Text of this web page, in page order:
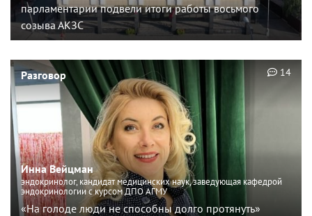
парламентарии подвели итоги работы восьмого
созыва АКЗС
Разговор
Инна Вейцман
эндокринолог, кандидат медицинских наук, заведующая кафедрой
эндокринологии с курсом ДПО АГМУ
«На голоде люди не способны долго протянуть»
14